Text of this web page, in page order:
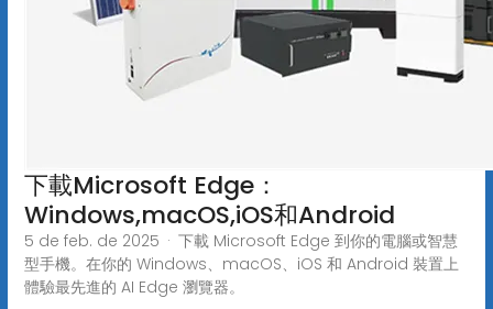
下載Microsoft Edge：
Windows,macOS,iOS和Android
5 de feb. de 2025 · 下載 Microsoft Edge 到你的電腦或智慧
型手機。在你的 Windows、macOS、iOS 和 Android 裝置上
體驗最先進的 AI Edge 瀏覽器。